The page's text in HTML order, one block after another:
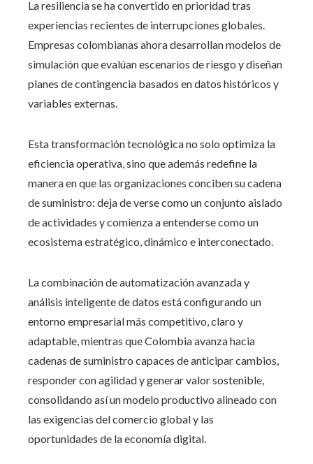
La resiliencia se ha convertido en prioridad tras
experiencias recientes de interrupciones globales.
Empresas colombianas ahora desarrollan modelos de
simulación que evalúan escenarios de riesgo y diseñan
planes de contingencia basados en datos históricos y
variables externas.
Esta transformación tecnológica no solo optimiza la
eficiencia operativa, sino que además redefine la
manera en que las organizaciones conciben su cadena
de suministro: deja de verse como un conjunto aislado
de actividades y comienza a entenderse como un
ecosistema estratégico, dinámico e interconectado.
La combinación de automatización avanzada y
análisis inteligente de datos está configurando un
entorno empresarial más competitivo, claro y
adaptable, mientras que Colombia avanza hacia
cadenas de suministro capaces de anticipar cambios,
responder con agilidad y generar valor sostenible,
consolidando así un modelo productivo alineado con
las exigencias del comercio global y las
oportunidades de la economía digital.